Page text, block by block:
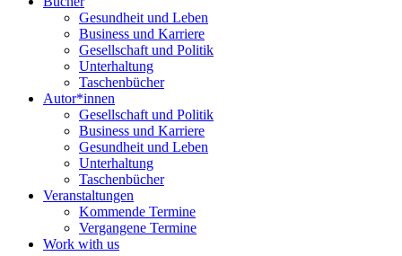
Gesundheit und Leben
Business und Karriere
Gesellschaft und Politik
Unterhaltung
Taschenbücher
Autor*innen
Gesellschaft und Politik
Business und Karriere
Gesundheit und Leben
Unterhaltung
Taschenbücher
Veranstaltungen
Kommende Termine
Vergangene Termine
Work with us